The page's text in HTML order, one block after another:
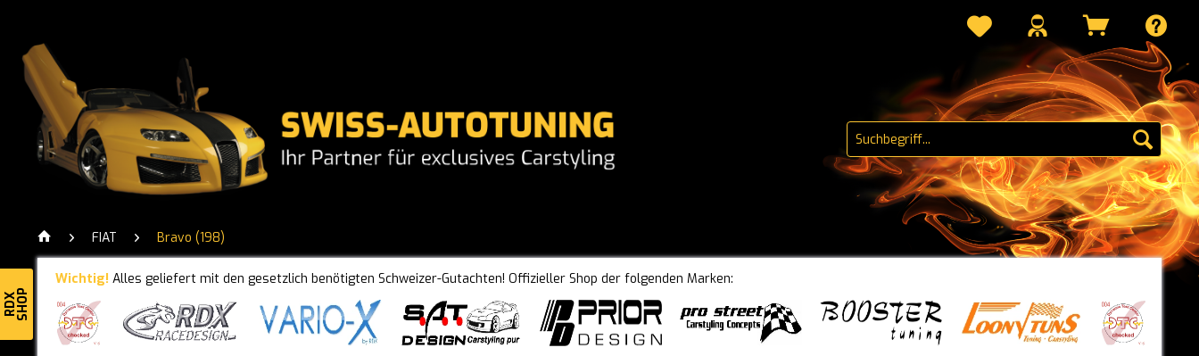
RDXSHOP
FIAT Bravo (198)
Wichtig! Alles geliefert mit den gesetzlich benötigten Schweizer-Gutachten! Offizieller Shop der folgenden Marken: